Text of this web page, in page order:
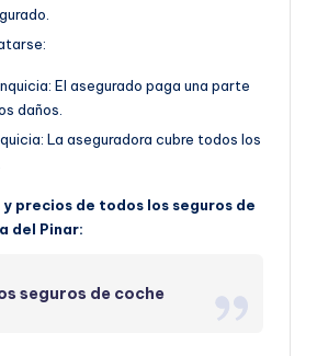
El asegurado paga una parte
daños.
La aseguradora cubre todos los
precios de todos los seguros de
del Pinar:
seguros de coche